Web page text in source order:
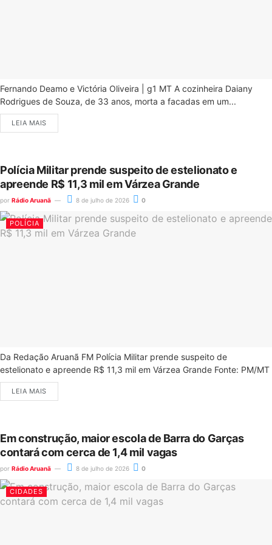
Fernando Deamo e Victória Oliveira | g1 MT A cozinheira Daiany
Rodrigues de Souza, de 33 anos, morta a facadas em um...
LEIA MAIS
Polícia Militar prende suspeito de estelionato e
apreende R$ 11,3 mil em Várzea Grande
por Rádio Aruanã 8 de julho de 2026 0
POLÍCIA
Da Redação Aruanã FM Polícia Militar prende suspeito de
estelionato e apreende R$ 11,3 mil em Várzea Grande Fonte: PM/MT
LEIA MAIS
Em construção, maior escola de Barra do Garças
contará com cerca de 1,4 mil vagas
por Rádio Aruanã 8 de julho de 2026 0
CIDADES